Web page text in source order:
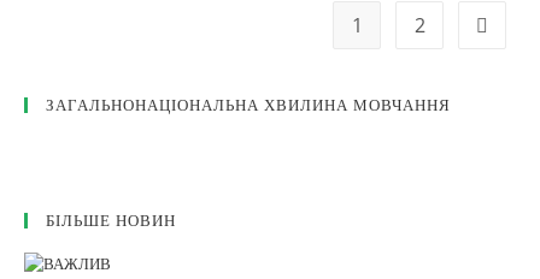
1 2
ЗАГАЛЬНОНАЦІОНАЛЬНА ХВИЛИНА МОВЧАННЯ
БІЛЬШЕ НОВИН